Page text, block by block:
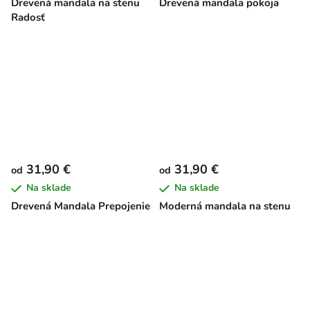
Radosť
Drevená Mandala Prepojenie
od 31,90 €
Na sklade
Moderná mandala na stenu
od 31,90 €
Na sklade